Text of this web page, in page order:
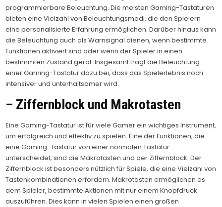
programmierbare Beleuchtung. Die meisten Gaming-Tastaturen
bieten eine Vielzahl von Beleuchtungsmodi, die den Spielern
eine personalisierte Erfahrung ermöglichen. Darüber hinaus kann
die Beleuchtung auch als Warnsignal dienen, wenn bestimmte
Funktionen aktiviert sind oder wenn der Spieler in einen
bestimmten Zustand gerät. Insgesamt trägt die Beleuchtung
einer Gaming-Tastatur dazu bei, dass das Spielerlebnis noch
intensiver und unterhaltsamer wird.
– Ziffernblock und Makrotasten
Eine Gaming-Tastatur ist für viele Gamer ein wichtiges Instrument,
um erfolgreich und effektiv zu spielen. Eine der Funktionen, die
eine Gaming-Tastatur von einer normalen Tastatur
unterscheidet, sind die Makrotasten und der Ziffernblock. Der
Ziffernblock ist besonders nützlich für Spiele, die eine Vielzahl von
Tastenkombinationen erfordern. Makrotasten ermöglichen es
dem Spieler, bestimmte Aktionen mit nur einem Knopfdruck
auszuführen. Dies kann in vielen Spielen einen großen